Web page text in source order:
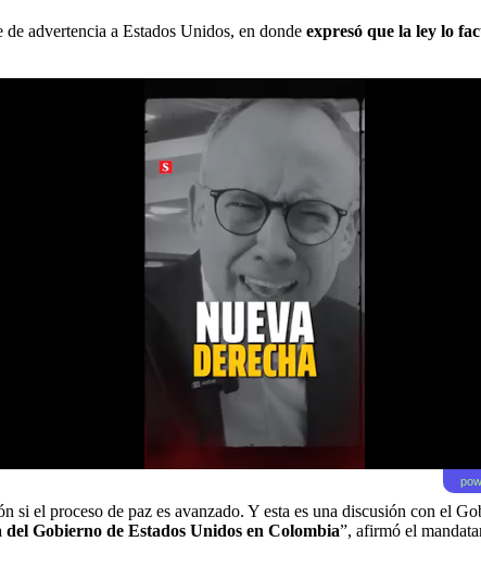
advertencia a Estados Unidos, en donde expresó que la ley lo
si el proceso de paz es avanzado. Y esta es una discusión con el
Gobierno de Estados Unidos en Colombia”, afirmó el